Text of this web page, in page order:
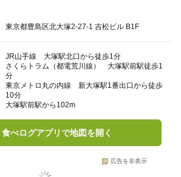
東京都豊島区北大塚2-27-1 吉松ビル B1F
JR山手線 大塚駅北口から徒歩1分
さくらトラム（都電荒川線） 大塚駅前駅徒歩1
分
東京メトロ丸の内線 新大塚駅1番出口から徒歩
10分
大塚駅前駅から102m
食べログアプリで地図を開く
広告を非表示